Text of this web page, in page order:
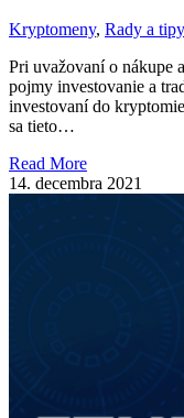
Kryptomeny, Rady a tipy
Pri uvažovaní o nákupe
pojmy investovanie a
investovaní do
sa tieto…
Read More
14. decembra 2021